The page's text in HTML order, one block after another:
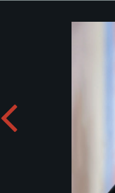
الخامنئي